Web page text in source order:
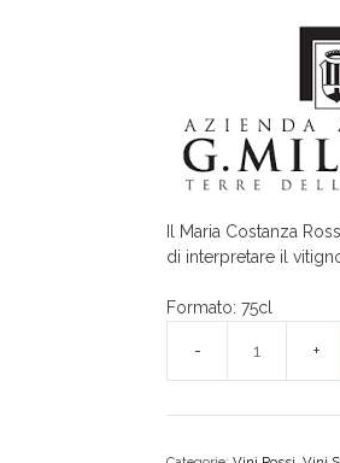
Il Maria Costanza
di interpretare il
Formato: 75cl
Costanza
Rosso